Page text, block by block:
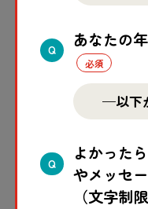
きて、 避難所などへ
に避難し
して過 ごすた
Q
あなたの
Q
よかった
やメッセ
（文字制